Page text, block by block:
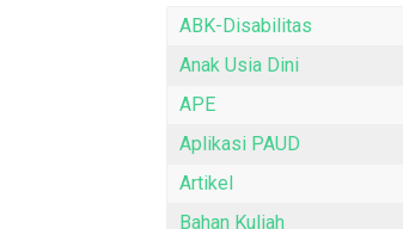
ABK-Disabilitas
Anak Usia Dini
APE
Aplikasi PAUD
Artikel
Bahan Kuliah